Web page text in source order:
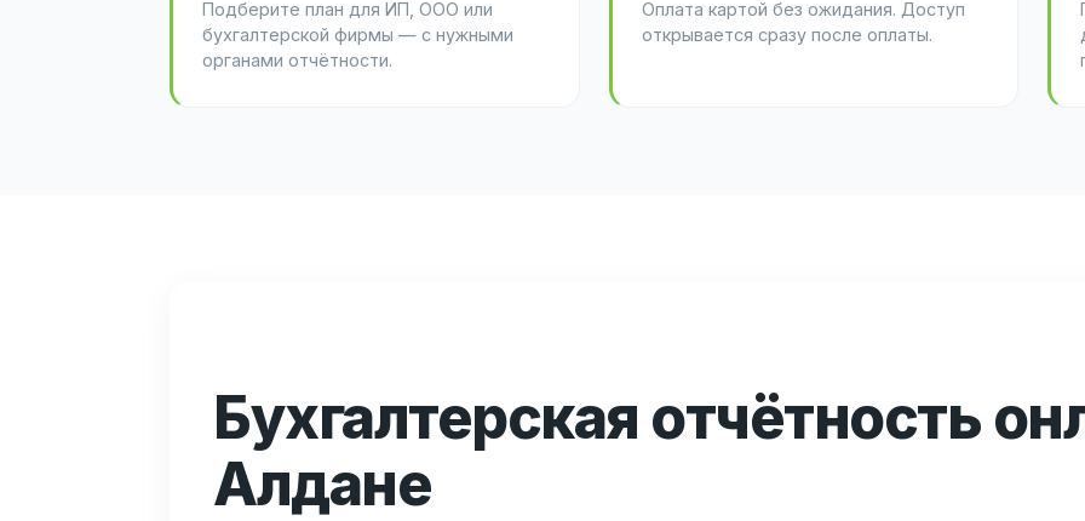
Подберите план для ИП, ООО или
бухгалтерской фирмы — с нужными
органами отчётности.
Оплата картой без ожидания. Доступ
открывается сразу после оплаты.
Бухгалтерская отчётность
Алдане